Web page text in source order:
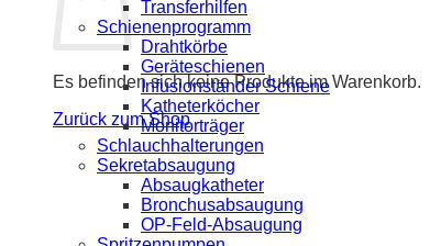
Es befinden sich keine Produkte im Warenkorb.
Zurück zum Shop
Transferhilfen
Schienenprogramm
Drahtkörbe
Geräteschienen
Infusionständer Schiene
Katheterköcher
Monitorträger
Schlauchhalterungen
Sekretabsaugung
Absaugkatheter
Bronchusabsaugung
OP-Feld-Absaugung